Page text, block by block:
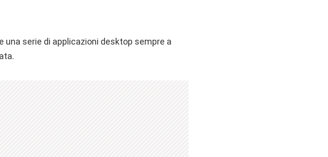
una serie di applicazioni desktop sempre a